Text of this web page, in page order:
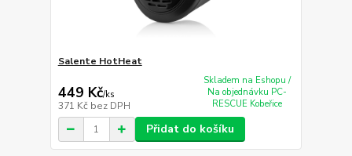
Salente HotHeat
449 Kč/ks
371 Kč bez DPH
Skladem na Eshopu /
Na objednávku PC-
RESCUE Kobeřice
Přidat do košíku